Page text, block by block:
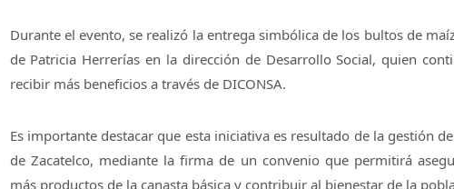
Durante el evento, se realizó la entrega simbólica de los bultos de
de Patricia Herrerías en la dirección de Desarrollo Social, quien
recibir más beneficios a través de DICONSA.
Es importante destacar que esta iniciativa es resultado de la gestión
de Zacatelco, mediante la firma de un convenio que permitirá
más productos de la canasta básica y contribuir al bienestar de la